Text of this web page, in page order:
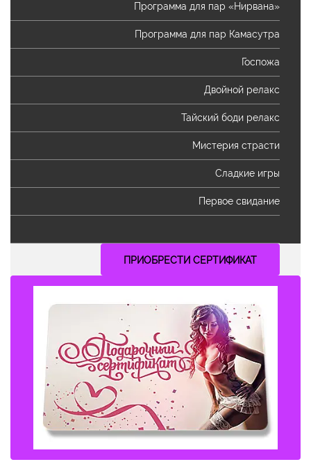
Программа для пар «Нирвана»
Программа для пар Камасутра
Госпожа
Двойной релакс
Тайский боди релакс
Мистерия страсти
Сладкие игры
Первое свидание
ПРИОБРЕСТИ СЕРТИФИКАТ